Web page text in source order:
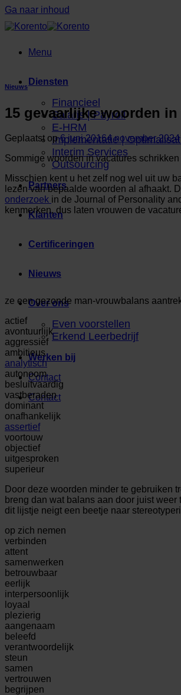
Ga naar inhoud
Menu
Diensten
Financieel
Salaris | Payroll
E-HRM
Implementatie |
Interim Services
Outsourcing
Partners
Klanten
Certificeringen
Nieuws
Over ons
Even voorstellen
Erkend Leerbedrijf
Werken bij
Contact
Contact
Nieuws
15 gevaarlijke woorden
Geplaatst op6 juni 20164 november 2024
Sommige woorden in vacatures
Misschien kent u het zelf nog wel uit uw
lezen van bepaalde woorden al afhaakt.
onderzoek in de Journal of Personality
kenmerken, dus laten vrouwen de
ze een gezonde man-vrouwbalans
actief
avontuurlijk
aggressief
ambitieus
analytisch
autonoom
besluitvaardig
vastberaden
dominant
onafhankelijk
assertief
voortouw
objectief
uitgesproken
superieur
Door deze woorden minder te gebruiken
breng dan wat balans aan door juist
dit lijstje neigt een beetje naar
op zich nemen
verbinden
attent
samenwerken
betrouwbaar
eerlijk
interpersoonlijk
loyaal
plezierig
aangenaam
beleefd
verantwoordelijk
steun
samen
vertrouwen
begrijpen